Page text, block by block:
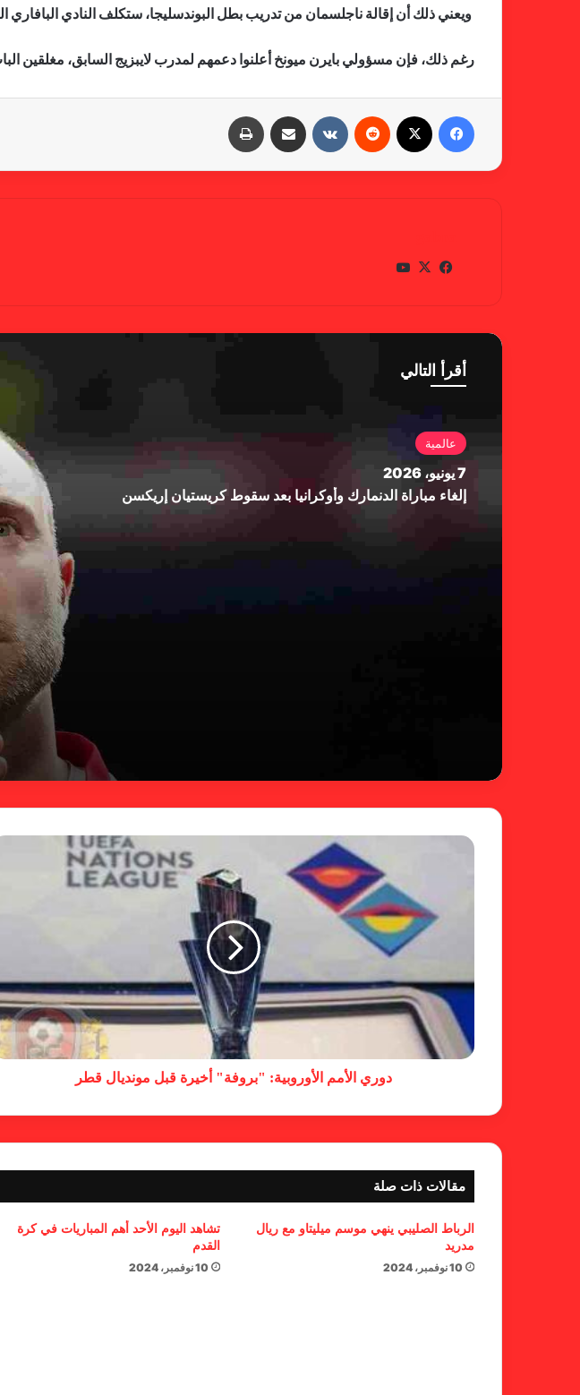
ويعني ذلك أن إقالة ناجلسمان من تدريب بطل البوندسليجا، ستكلف النادي البافاري
رغم ذلك، فإن مسؤولي بايرن ميونخ أعلنوا دعمهم لمدرب لايبزيج السابق، مغلقين
في
وك
X
أقرأ التالي
عالمية
7 يونيو، 2026
إلغاء مباراة الدنمارك وأوكرانيا بعد سقوط كريستيان إريكسن
دوري الأمم الأوروبية: "بروفة" أخيرة قبل مونديال قطر
مقالات ذات صلة
الرباط الصليبي ينهي موسم ميليتاو مع ريال
مدريد
10 نوفمبر، 2024
تشاهد اليوم الأحد أهم المباريات في كرة
القدم
10 نوفمبر، 2024